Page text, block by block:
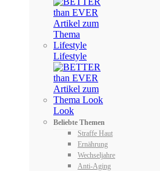
Lifestyle
Look
Beliebte Themen
Straffe Haut
Ernährung
Wechseljahre
Anti-Aging